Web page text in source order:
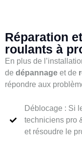
Réparation
roulants à
En plus de
de dépannage et de
répondre aux
Déblocage : Si
techniciens pro
et résoudre le